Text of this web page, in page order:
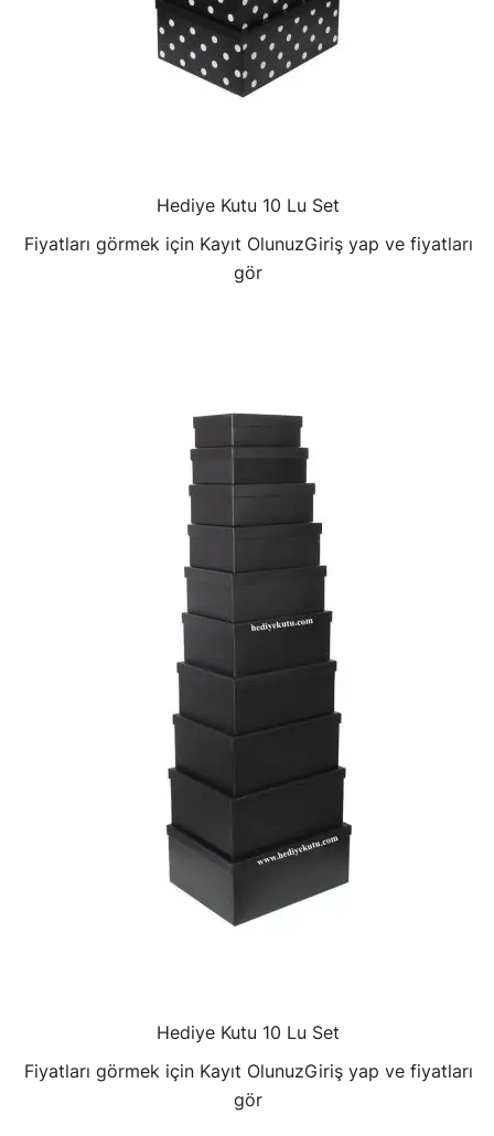
Hediye Kutu 10 Lu Set
Fiyatları görmek için Kayıt OlunuzGiriş yap ve fiyatları
gör
Hediye Kutu 10 Lu Set
Fiyatları görmek için Kayıt OlunuzGiriş yap ve fiyatları
gör